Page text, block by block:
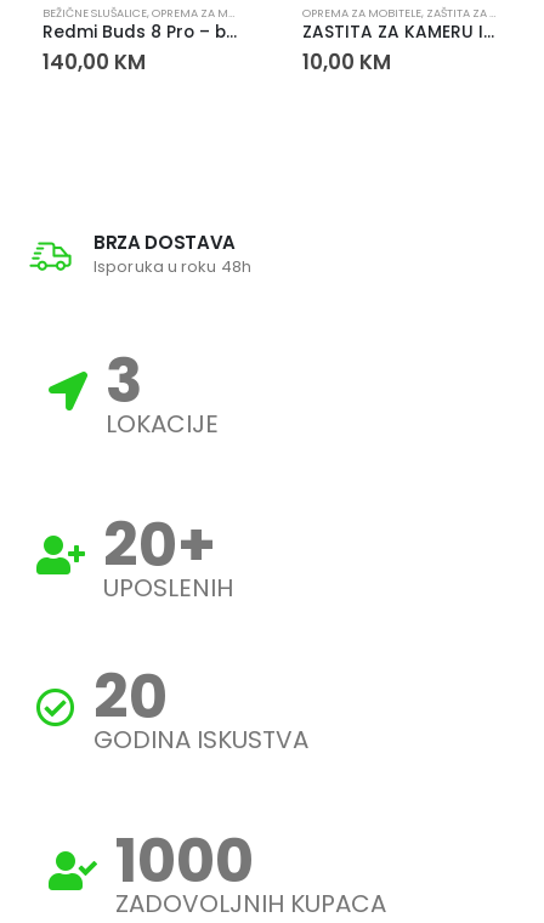
SLUŠALICE
BEŽIČNE SLUŠALICE,OPREMA ZA MOBITELE SLUŠALICE
Redmi Buds 8 Pro – bežične Bluetooth slušalice
140,00 KM
OPREMA ZA MOBITELE, ZAŠTITA ZA KAMERU
ZASTITA ZA KAMERU IPHONE 11 PRO/11PRO MAX
10,00 KM
BRZA DOSTAVA
Isporuka u roku 48h
3
LOKACIJE
20+
UPOSLENIH
20
GODINA ISKUSTVA
1000
ZADOVOLJNIH KUPACA